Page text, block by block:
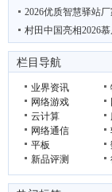
2026优质智慧驿站
村田中国亮相2026
“鲜”动羊城 西安 周
栏目导航
业界资讯
网络游戏
云计算
网络通信
平板
新品评测